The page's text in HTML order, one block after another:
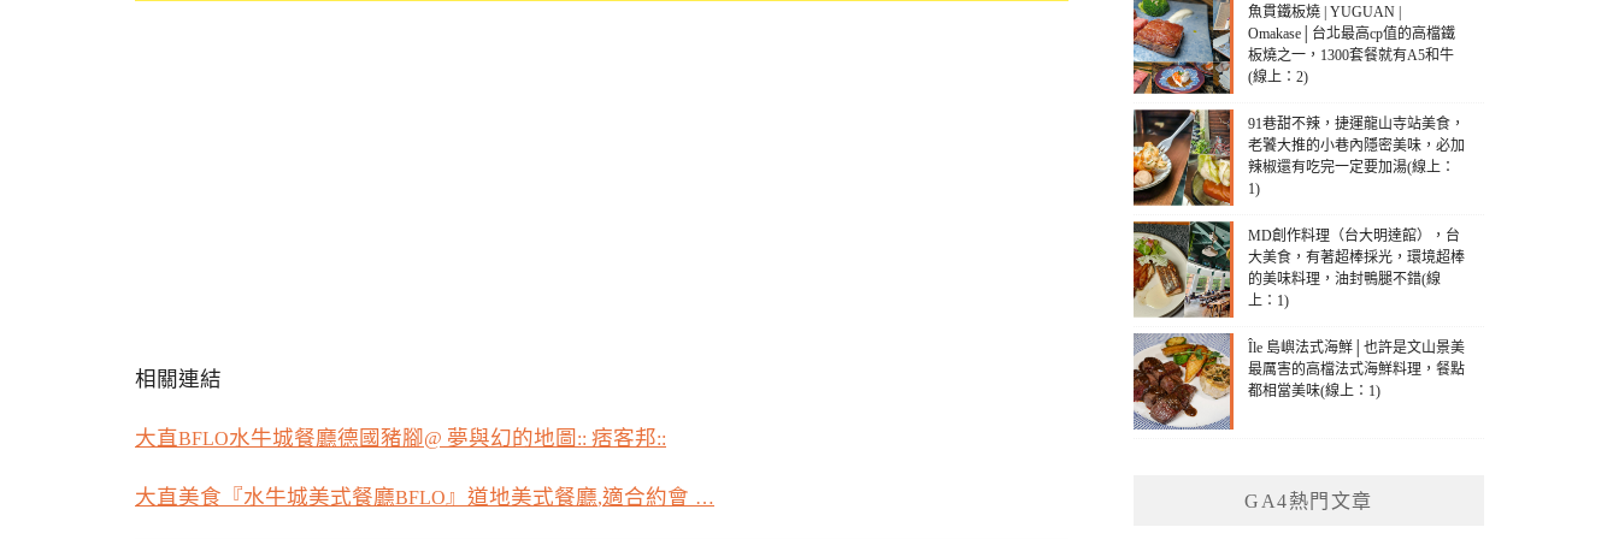
相關連結
大直BFLO水牛城餐廳德國豬腳@ 夢與幻的地圖 :: 痞客邦::
大直美食『水牛城美式餐廳BFLO』道地美式餐廳,適合約會 …
魚貫鐵板燒 | YUGUAN |
Omakase│台北最高cp值的高檔鐵
板燒之一，1300套餐就有A5和牛
(線上：2)
91巷甜不辣，捷運龍山寺站美食，
老饕大推的小巷內隱密美味，必加
辣椒還有吃完一定要加湯(線上：
1)
MD創作料理（台大明達館），台
大美食，有著超棒採光，環境超棒
的美味料理，油封鴨腿不錯(線
上：1)
Île 島嶼法式海鮮│也許是文山景美
最厲害的高檔法式海鮮料理，餐點
都相當美味(線上：1)
GA4熱門文章